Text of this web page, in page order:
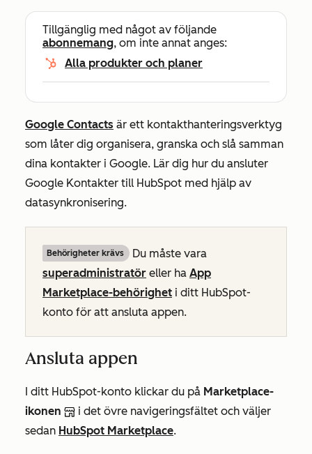
Tillgänglig med något av följande
abonnemang, om inte annat anges:
Alla produkter och planer
Google Contacts är ett kontakthanteringsverktyg
som låter dig organisera, granska och slå samman
dina kontakter i Google. Lär dig hur du ansluter
Google Kontakter till HubSpot med hjälp av
datasynkronisering.
Behörigheter krävs
Du måste vara
superadministratör eller ha App
Marketplace-behörighet i ditt HubSpot-
konto för att ansluta appen.
Ansluta appen
I ditt HubSpot-konto klickar du på Marketplace-
ikonen
i det övre navigeringsfältet och väljer
sedan HubSpot Marketplace.